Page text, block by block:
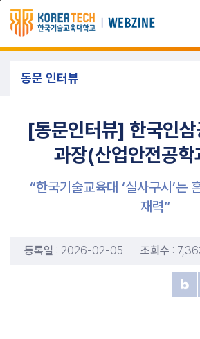
주메뉴 바로가기
본문 바로가기
동문 인터뷰
[동문인터뷰] 한국인
과장(산업안전공학
“한국기술교육대 ‘실사구시’는
재력”
등록일 : 2026-02-05 조회수 :